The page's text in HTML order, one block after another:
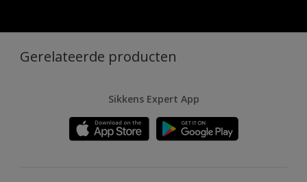
Gerelateerde producten
Sikkens Expert App